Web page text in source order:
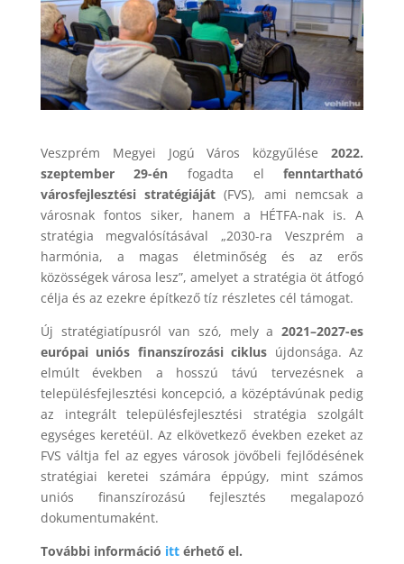
Veszprém Megyei Jogú Város közgyűlése2022.
szeptember 29-én fogadta elfenntartható
városfejlesztési stratégiáját (FVS), ami nemcsak a
városnak fontos siker, hanem a HÉTFA-nak is. A
stratégia megvalósításával „2030-ra Veszprém a
harmónia, a magas életminőség és az erős
közösségek városa lesz”, amelyet a stratégia öt átfogó
célja és az ezekre építkező tíz részletes cél támogat.
Új stratégiatípusról van szó, mely a2021–2027-es
európai uniós finanszírozási ciklus újdonsága. Az
elmúlt években a hosszú távú tervezésnek a
településfejlesztési koncepció, a középtávúnak pedig
az integrált településfejlesztési stratégia szolgált
egységes keretéül. Az elkövetkező években ezeket az
FVS váltja fel az egyes városok jövőbeli fejlődésének
stratégiai keretei számára éppúgy, mint számos
uniós finanszírozású fejlesztés megalapozó
dokumentumaként.
További információ ittérhető el.